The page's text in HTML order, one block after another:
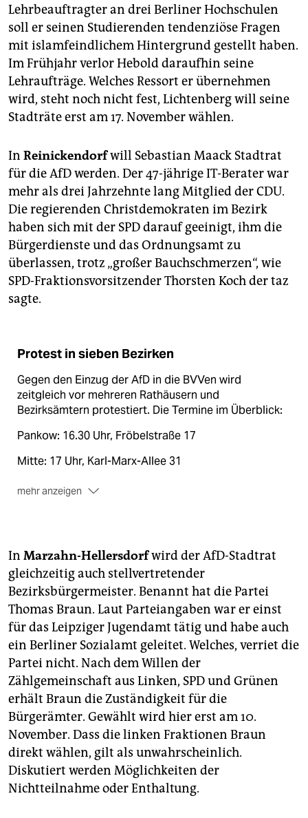
Lehrbeauftragter an drei Berliner Hochschulen
soll er seinen Studierenden tendenziöse Fragen
mit islamfeindlichem Hintergrund gestellt haben.
Im Frühjahr verlor Hebold daraufhin seine
Lehraufträge. Welches Ressort er übernehmen
wird, steht noch nicht fest, Lichtenberg will seine
Stadträte erst am 17. November wählen.
In Reinickendorfwill Sebastian Maack Stadtrat
für die AfD werden. Der 47-jährige IT-Berater war
mehr als drei Jahrzehnte lang Mitglied der CDU.
Die regierenden Christdemokraten im Bezirk
haben sich mit der SPD darauf geeinigt, ihm die
Bürgerdienste und das Ordnungsamt zu
überlassen, trotz „großer Bauchschmerzen“, wie
SPD-Fraktionsvorsitzender Thorsten Koch der taz
sagte.
Protest in sieben Bezirken
Gegen den Einzug der AfD in die BVVen wird
zeitgleich vor mehreren Rathäusern und
Bezirksämtern protestiert. Die Termine im Überblick:
Pankow: 16.30 Uhr, Fröbel­straße 17
Mitte: 17 Uhr, Karl-Marx-Allee 31
mehr anzeigen
Charlottenburg-Wilmersdorf: 16 Uhr, Otto-Suhr-Allee
100
Neukölln: 16.30 Uhr, Karl-Marx-Straße 83
Friedrichshain-Kreuzberg: 16.30 Uhr, Yorckstraße 4
(mgu)
In Marzahn-Hellersdorfwird der AfD-Stadtrat
gleichzeitig auch stellvertretender
Bezirksbürgermeister. Benannt hat die Partei
Thomas Braun. Laut Parteiangaben war er einst
für das Leipziger Jugendamt tätig und habe auch
ein Berliner Sozialamt geleitet. Welches, verriet die
Partei nicht. Nach dem Willen der
Zählgemeinschaft aus Linken, SPD und Grünen
erhält Braun die Zuständigkeit für die
Bürgerämter. Gewählt wird hier erst am 10.
November. Dass die linken Fraktionen Braun
direkt wählen, gilt als unwahrscheinlich.
Diskutiert werden Möglichkeiten der
Nichtteilnahme oder Enthaltung.